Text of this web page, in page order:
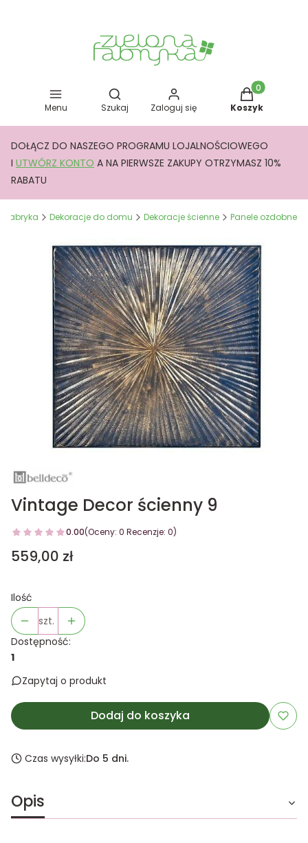
Menu
Otwórz wyszukiwarkę
Szukaj Zaloguj się
Produkty w
Koszyk
DOŁĄCZ DO NASZEGO PROGRAMU LOJALNOŚCIOWEGO
I UTWÓRZ KONTO A NA PIERWSZE ZAKUPY OTRZYMASZ 10%
RABATU
Fabryka Dekoracje do domu Dekoracje ścienne Panele ozdobne
Vintage Decor ścienny 9
0.00(Oceny: 0 Recenzje: 0)
Cena
559,00 zł
Ilość
szt.
Dostępność:
1
Zapytaj o produkt
Dodaj do koszyka
Czas wysyłki:Do 5 dni.
Opis